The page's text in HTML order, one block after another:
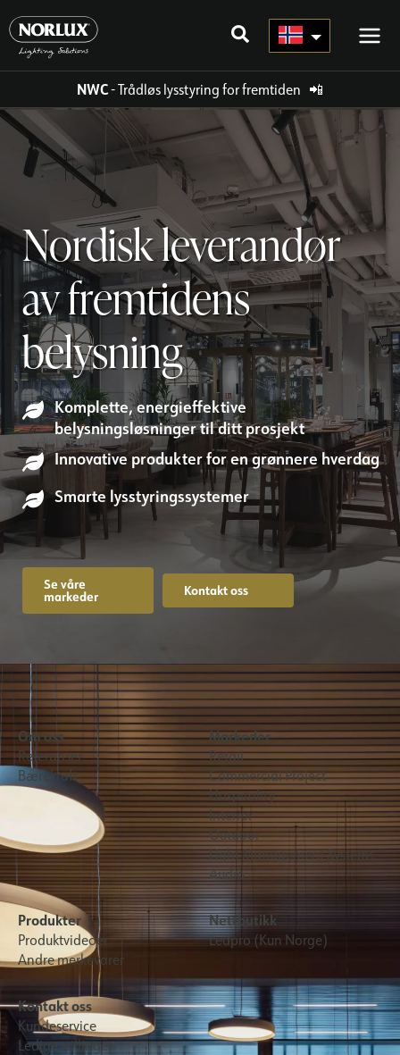
rett
innholdet
NWC- Trådløs lysstyring for fremtiden 📲
Nordisk leverandør
av fremtidens
belysning
Komplette, energieffektive
belysningsløsninger til ditt prosjekt
Innovative produkter for en grønnere hverdag
Smarte lysstyringssystemer
Se våre
markeder Kontakt oss
Om oss
Referanser
Bærekraft
Markeder
Retail
Commercial Project
Hospitality
Interior
Outdoor
Light Management Systems
Audio
Produkter
Produktvideoer
Andre merkevarer
Nettbutikk
Ledpro (Kun Norge)
Kontakt oss
Kundeservice
Ledige stillinger